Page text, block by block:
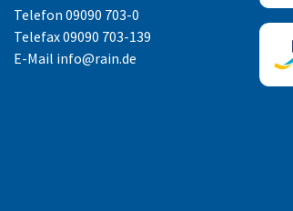
Telefon 09090 703-0
Telefax 09090 703-139
E-Mail info@rain.de